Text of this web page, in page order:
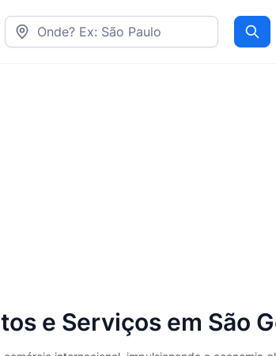
e Serviços em São